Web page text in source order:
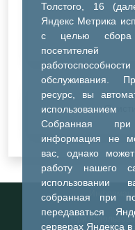
Толстого, 16
Яндекс Метрика
с целью сбора
посетителей
обслуживания.
ресурс, вы
Собранная
информация не
вас, однако
работу нашего
использовании
собранная при
передаваться
серверах Яндекса
При